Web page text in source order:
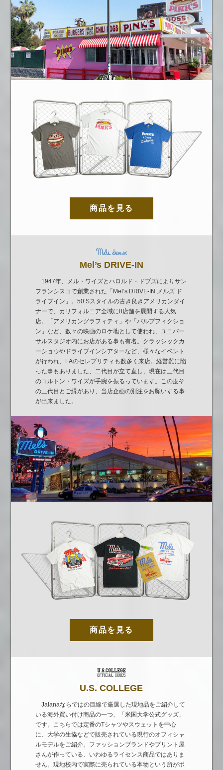
商品を見る
Mel’s DRIVE-IN
1947年、メル・ワイズとハロルド・ドブズによりサン
フランシスコで創業された「Mel’s DRIVE-IN メルズ ド
ライブイン」。50’Sスタイルの古き良きアメリカンダイ
ナーで、カリフォルニア全域に8店舗を展開する人気
店。「アメリカングラフィティ」や「パルプフィクショ
ン」など、数々の映画のロケ地として使われ、ユニバー
サルスタジオ内にお店がある事も有名。クラッシックカ
ーショウやドライブインシアターなど、様々なイベント
が行われ、LAのセレブリティも数多く来店。経営難に陥
った事もありました、二代目が立て直し、現在は三代目
のコルトン・ワイズが手腕を振るっています。この度そ
の三代目とご縁があり、当店企画の別注をお願いする事
が出来ました。
商品を見る
U.S. COLLEGE
Jalanaならではの目線で厳選した現地品をご紹介して
いる海外買い付け商品の一つ、「米国大学公式グッズ」
です。こちらでは定番のTシャツやスウェットを中心
に、大学の生協などで販売されている現行のオフィシャ
ルモデルをご紹介。ファッションブランドやプリント屋
さんが作っている、いわゆるライセンス商品ではありま
せん。現地校内で実際に売られている本物という所がポ